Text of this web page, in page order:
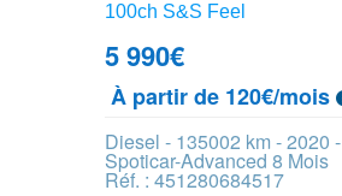
100ch S&S Feel
5 990€
À partir de 120€/mois
Diesel - 135002 km - 2020 -
Spoticar-Advanced 8 Mois
Réf. : 451280684517